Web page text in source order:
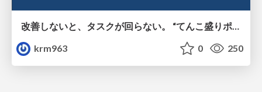
改善しないと、タスクが回らない。 “てんこ盛りポジション” を引き継いだ情シスの、入社3ヶ月の業務改善録
krm963
0 250